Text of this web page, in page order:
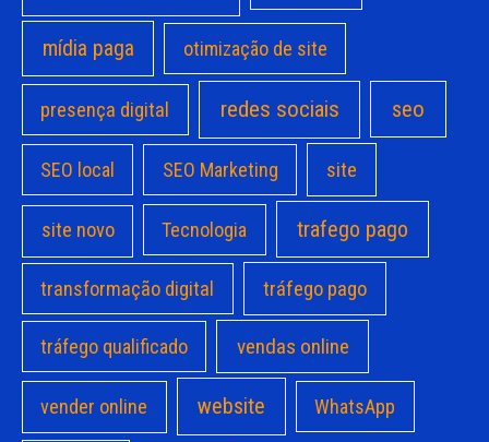
mídia paga otimização de site
presença digital redes sociais seo
SEO local SEO Marketing site
site novo Tecnologia trafego pago
transformação digital tráfego pago
tráfego qualificado vendas online
vender online website WhatsApp